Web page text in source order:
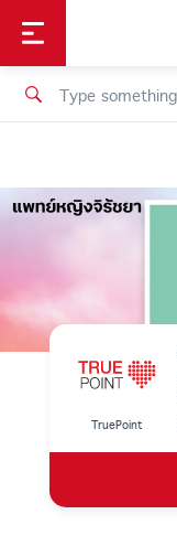
Personal
Shopping
เทรนด์เทคโนโลยี
TruePoint